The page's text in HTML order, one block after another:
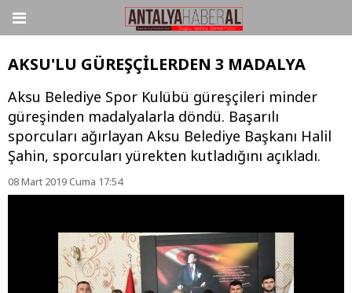
AKSU'LU GÜREŞÇİLERDEN 3 MADALYA
Aksu Belediye Spor Kulübü güreşçileri minder
güreşinden madalyalarla döndü. Başarılı
sporcuları ağırlayan Aksu Belediye Başkanı Halil
Şahin, sporcuları yürekten kutladığını açıkladı.
08 Mart 2019 Cuma 17:54